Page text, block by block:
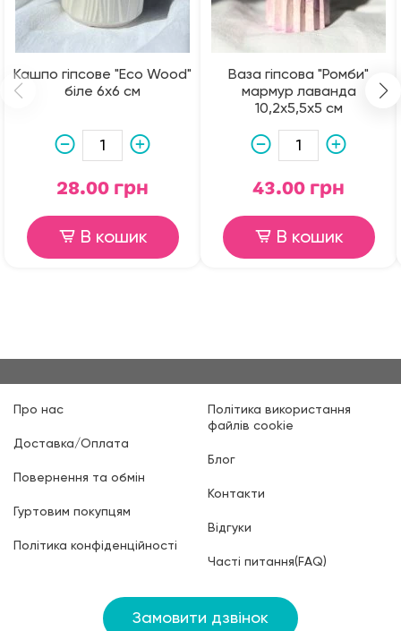
Кашпо гіпсове "Eco Wood"
біле 6х6 см
28.00 грн
В кошик
Ваза гіпсова "Ромби"
мармур лаванда
10,2х5,5х5 см
43.00 грн
В кошик
Про нас
Доставка/Оплата
Повернення та обмін
Гуртовим покупцям
Політика конфіденційності
Політика використання
файлів cookie
Блог
Контакти
Відгуки
Часті питання(FAQ)
Замовити дзвінок